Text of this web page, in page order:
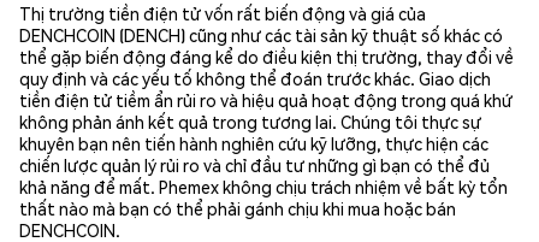
Thị trường tiền điện tử vốn rất biến động và giá của
DENCHCOIN (DENCH) cũng như các tài sản kỹ thuật số khác có
thể gặp biến động đáng kể do điều kiện thị trường, thay đổi về
quy định và các yếu tố không thể đoán trước khác. Giao dịch
tiền điện tử tiềm ẩn rủi ro và hiệu quả hoạt động trong quá khứ
không phản ánh kết quả trong tương lai. Chúng tôi thực sự
khuyên bạn nên tiến hành nghiên cứu kỹ lưỡng, thực hiện các
chiến lược quản lý rủi ro và chỉ đầu tư những gì bạn có thể đủ
khả năng để mất. Phemex không chịu trách nhiệm về bất kỳ tổn
thất nào mà bạn có thể phải gánh chịu khi mua hoặc bán
DENCHCOIN.